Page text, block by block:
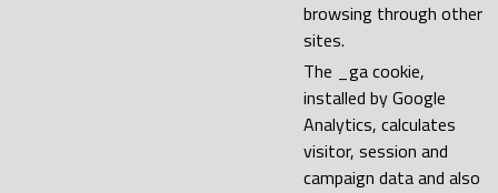
browsing through other
sites.
The _ga cookie,
installed by Google
Analytics, calculates
visitor, session and
campaign data and also